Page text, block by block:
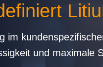
im
und maximale